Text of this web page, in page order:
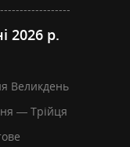
2026 р.
Великдень
— Трійця